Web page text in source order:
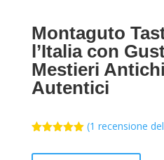
Montaguto
l’Italia con
Mestieri
Autentici
(1 recensione